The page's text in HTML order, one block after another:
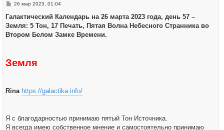
С
о
щ
е
26 мар 2023, 01:04
Галактический Календарь на 26 марта 2023 года, день 57 –
Земля: 5 Тон, 17 Печать, Пятая Волна Небесного Странника во
Втором Белом Замке Времени.
Земля
Rina https://galactika.info/
Я с благодарностью принимаю пятый Тон Источника.
Я всегда имею собственное мнение и самостоятельно принимаю